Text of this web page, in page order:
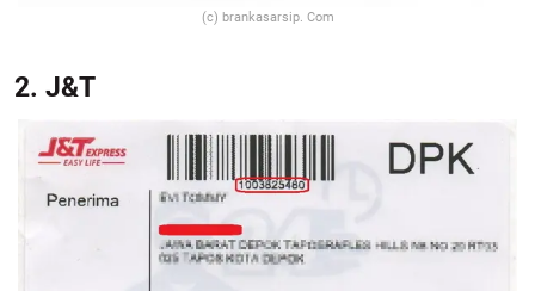
(c) brankasarsip. Com
2. J&T